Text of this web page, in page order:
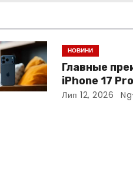
НОВИНИ
Главные
iPhone 17
Лип 12, 2026